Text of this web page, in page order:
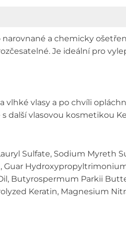
a chemicky
Je ideální pro
vlhké vlasy a po chvíli
další vlasovou kosmetikou
Sulfate, Sodium Myreth
Guar
Butyrospermum Parkii
Keratin, Magnesium